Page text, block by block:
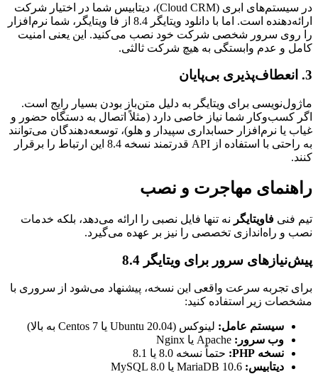
در سیستم‌های ابری (Cloud CRM)، دیتابیس شما در اختیار شرکت
ارائه‌دهنده است. اما با دانلود ویتایگر 8.4 از فا ویتایگر، شما نرم‌افزار
را روی سرور شخصی شرکت خود نصب می‌کنید. این یعنی امنیت
کامل و عدم وابستگی به هیچ شرکت ثالثی.
3. انعطاف‌پذیری بی‌پایان
ماژول‌نویسی برای ویتایگر به دلیل متن‌باز بودن بسیار رایج است.
اگر کسب‌وکار شما نیاز خاصی دارد (مثلاً اتصال به دستگاه حضور و
غیاب یا نرم‌افزار حسابداری سپیدار و هلو)، توسعه‌دهندگان می‌توانند
به راحتی با استفاده از API قدرتمند نسخه 8.4 این ارتباط را برقرار
کنند.
راهنمای مهاجرت و نصب
تیم فنی فاویتایگر نه تنها فایل نصبی را ارائه می‌دهد، بلکه خدمات
نصب و راه‌اندازی تخصصی را نیز بر عهده می‌گیرد.
پیش‌نیازهای سرور برای ویتایگر 8.4
برای تجربه سرعت واقعی این نسخه، پیشنهاد می‌شود از سروری با
مشخصات زیر استفاده کنید:
سیستم عامل: لینوکس (Ubuntu 20.04 یا Centos 7 به بالا)
وب سرور:
نسخه PHP:
حتماً نسخه 8.0 یا 8.1
دیتابیس: